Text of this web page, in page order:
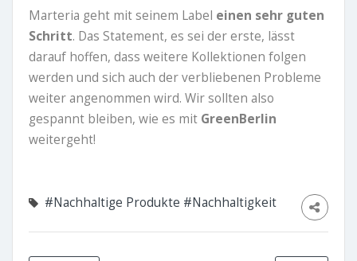
Marteria geht mit seinem Label einen sehr guten
Schritt. Das Statement, es sei der erste, lässt
darauf hoffen, dass weitere Kollektionen folgen
werden und sich auch der verbliebenen Probleme
weiter angenommen wird. Wir sollten also
gespannt bleiben, wie es mit GreenBerlin
weitergeht!
#Nachhaltige Produkte #Nachhaltigkeit